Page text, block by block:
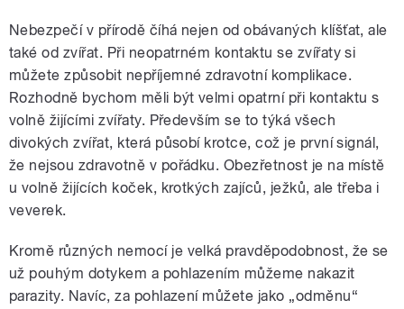
Nebezpečí v přírodě číhá nejen od obávaných klíšťat, ale
také od zvířat. Při neopatrném kontaktu se zvířaty si
můžete způsobit nepříjemné zdravotní komplikace.
Rozhodně bychom měli být velmi opatrní při kontaktu s
volně žijícími zvířaty. Především se to týká všech
divokých zvířat, která působí krotce, což je první signál,
že nejsou zdravotně v pořádku. Obezřetnost je na místě
u volně žijících koček, krotkých zajíců, ježků, ale třeba i
veverek.
Kromě různých nemocí je velká pravděpodobnost, že se
už pouhým dotykem a pohlazením můžeme nakazit
parazity. Navíc, za pohlazení můžete jako „odměnu“